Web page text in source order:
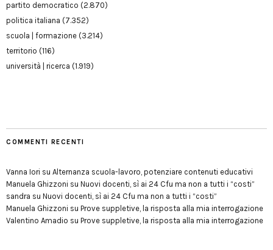
partito democratico (2.870)
politica italiana (7.352)
scuola | formazione (3.214)
territorio (116)
università | ricerca (1.919)
COMMENTI RECENTI
Vanna Iori su Alternanza scuola-lavoro, potenziare contenuti educativi
Manuela Ghizzoni su Nuovi docenti, sì ai 24 Cfu ma non a tutti i “costi”
sandra su Nuovi docenti, sì ai 24 Cfu ma non a tutti i “costi”
Manuela Ghizzoni su Prove suppletive, la risposta alla mia interrogazione
Valentino Amadio su Prove suppletive, la risposta alla mia interrogazione